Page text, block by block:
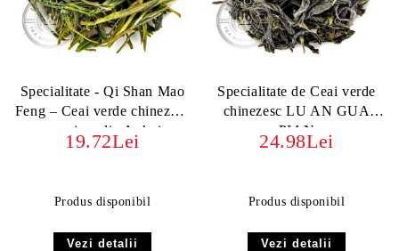
Specialitate - Qi Shan Mao
Feng – Ceai verde chinezesc
premium din Anhui
19.72Lei
Produs disponibil
Vezi detalii
Specialitate de Ceai verde
chinezesc LU AN GUA
PIAN
24.98Lei
Produs disponibil
Vezi detalii